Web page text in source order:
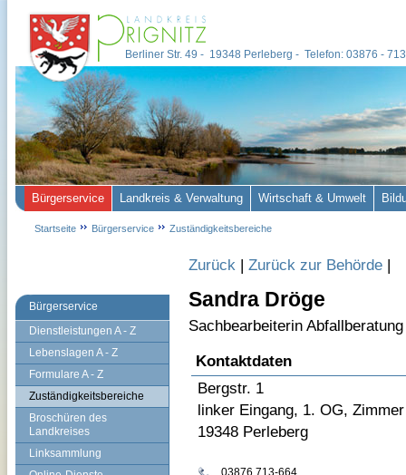
Bürgerservice
Dienstleistungen A - Z
Lebenslagen A - Z
Formulare A - Z
Zuständigkeitsbereiche
Broschüren des
Landkreises
Linksammlung
Zurück | Zurück zur Behörde |
Sandra Dröge
Sachbearbeiterin
Kontaktdaten
Bergstr. 1
linker Eingang, 1. OG,
19348 Perleberg
03876 713-664
Berliner Str. 49 - 19348 Perleberg - Telefon: 03876 -
Bürgerservice Landkreis & Verwaltung Wirtschaft & Umwelt
Startseite Bürgerservice Zuständigkeitsbereiche